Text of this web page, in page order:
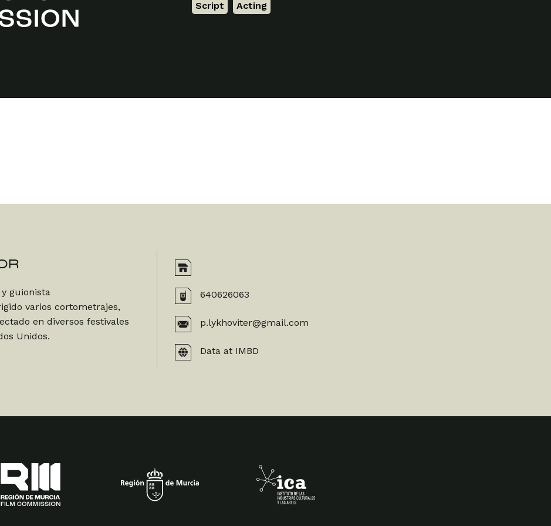
Script Acting
guionista
varios cortometrajes,
en diversos festivales
Unidos.
640626063
p.lykhoviter@gmail.com
Data at IMBD